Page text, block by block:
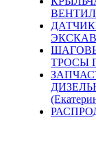
ТРОСЫ